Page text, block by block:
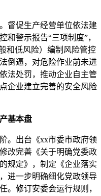
促生产经营单位依法建
和警示报告“三项制度”，
和低风险）编制风险管控
倒逼，对危险作业前未进
法处罚，推动企业自主管
企业建立完善的安全风险
基本盘
出台《xx市委市政府领
改完善《关于明确党委政
规定》，制定《企业落实
进一步明确细化党政领导
。修订安委会运行规则，